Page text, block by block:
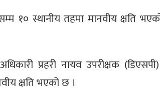
१० स्थानीय तहमा मानवीय क्षति
प्रहरी नायव उपरीक्षक
क्षति भएको छ ।